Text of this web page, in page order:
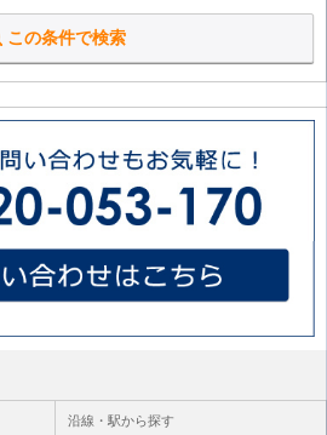
この条件で検索
沿線・駅から探す